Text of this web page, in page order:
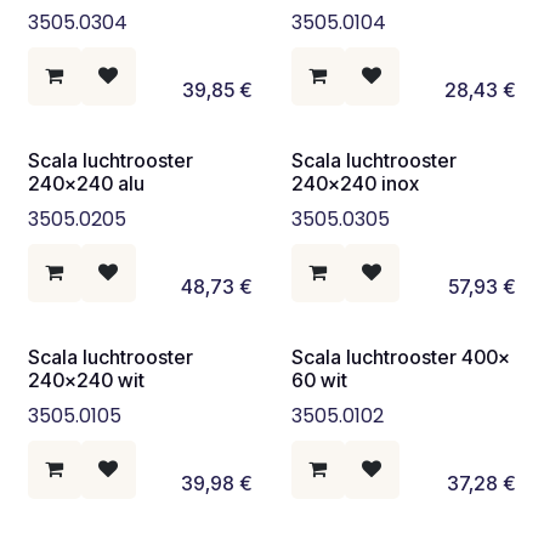
3505.0304
39,85€
3505.0104
28,43 €
Scala luchtrooster
240x240 alu
3505.0205
48,73 €
Scala luchtrooster
240x240 inox
3505.0305
57,93 €
Scala luchtrooster
240x240 wit
3505.0105
39,98 €
Scala luchtrooster 400x
60 wit
3505.0102
37,28 €